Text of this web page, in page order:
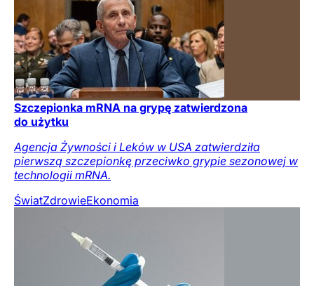
Szczepionka mRNA na grypę zatwierdzona
do użytku
Agencja Żywności i Leków w USA zatwierdziła
pierwszą szczepionkę przeciwko grypie sezonowej w
technologii mRNA.
ŚwiatZdrowieEkonomia